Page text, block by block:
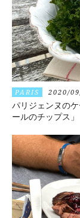
PARIS 2020/
パリジェンヌの
ールのチップス」